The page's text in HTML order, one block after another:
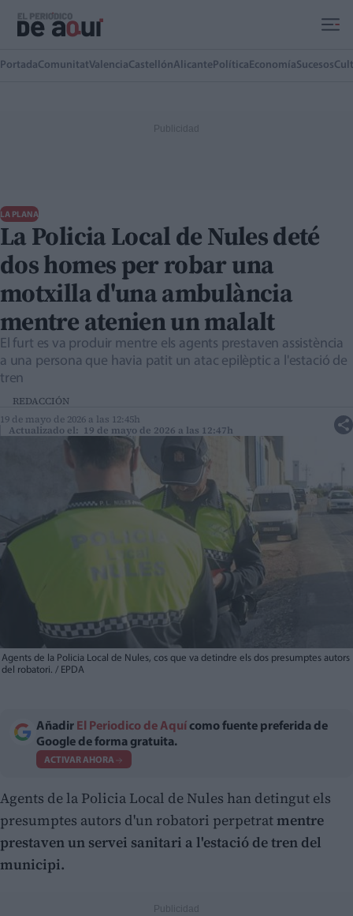
PortadaComunitatValenciaCastellónAlicante Política EconomíaSucesos
LA PLANA
La Policia Local de Nules deté
dos homes per robar una
motxilla d'una ambulància
mentre atenien un malalt
El furt es va produir mentre els agents prestaven assistència
a una persona que havia patit un atac epilèptic a l'estació de
tren
REDACCIÓN
19 de mayo de 2026 a las 12:45h
Actualizado el: 19 de mayo de 2026 a las 12:47h
Agents de la Policia Local de Nules, cos que va detindre els dos presumptes autors
del robatori. / EPDA
Añadir El Periodico de Aquí como fuente preferida de
Google de forma gratuita.
ACTIVAR AHORA
Agents de la Policia Local de Nules han detingut els
presumptes autors d'un robatori perpetratmentre
prestaven un servei sanitari a l'estació de tren del
municipi.